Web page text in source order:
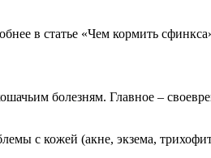
в статье «Чем кормить
болезням. Главное –
с кожей (акне, экзема,